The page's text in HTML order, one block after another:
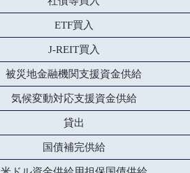
ETF買入
J-REIT買入
被災地金融機関支援資金供給
気候変動対応支援資金供給
貸出
国債補完供給